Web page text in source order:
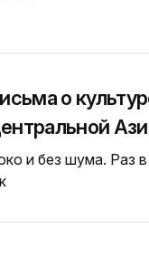
о
и без шума.